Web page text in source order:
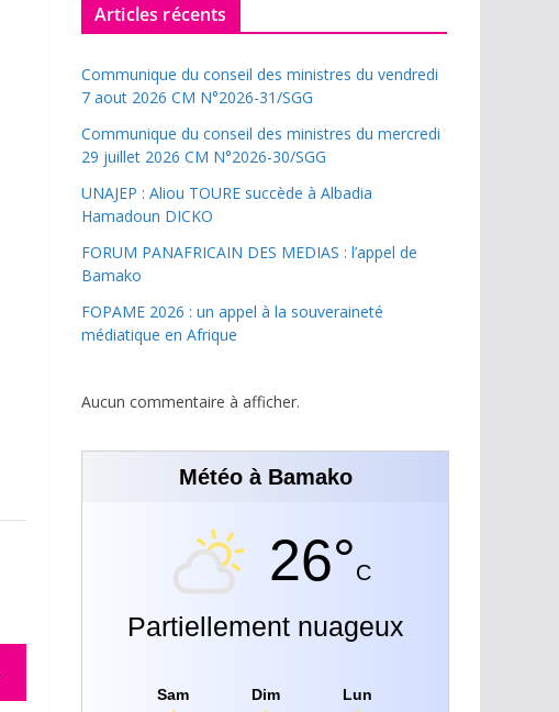
Articles récents
Communique du conseil des ministres du vendredi
7 aout 2026 CM N°2026-31/SGG
Communique du conseil des ministres du mercredi
29 juillet 2026 CM N°2026-30/SGG
UNAJEP : Aliou TOURE succède à Albadia
Hamadoun DICKO
FORUM PANAFRICAIN DES MEDIAS : l’appel de
Bamako
FOPAME 2026 : un appel à la souveraineté
médiatique en Afrique
Aucun commentaire à afficher.
Météo à Bamako
26°C
Partiellement nuageux
Sam Dim Lun